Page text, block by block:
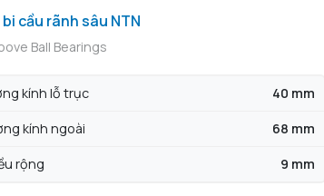
cầu rãnh sâu NTN
Ball Bearings
kính lỗ trục 40 mm
kính ngoài 68 mm
rộng 9 mm